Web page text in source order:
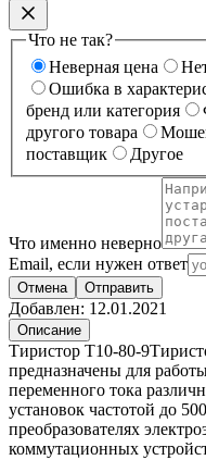
Что не так?
Неверная цена
Ошибка в
бренд или категория
другого товара
поставщик
Другое
Что именно неверно
Email, если нужен ответ
Отмена Отправить
Добавлен: 12.01.2021
Описание
Тиристор Т10-80-
предназначены для
переменного тока
установок частотой до
преобразователях
коммутационных